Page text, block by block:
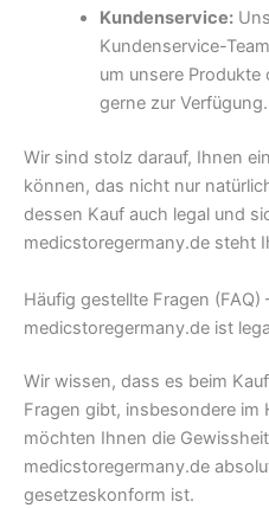
Kundenservice:
Kundenservice-
um unsere Produkte
gerne zur Verfügung.
Wir sind stolz darauf, Ihnen
können, das nicht nur
dessen Kauf auch legal und
medicstoregermany.de steht
Häufig gestellte Fragen (FAQ)
medicstoregermany.de ist
Wir wissen, dass es beim
Fragen gibt, insbesondere im
möchten Ihnen die
medicstoregermany.de
gesetzeskonform ist.